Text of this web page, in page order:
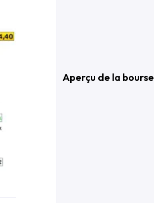
Aperçu de la bourse